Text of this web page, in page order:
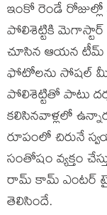
ఇంకో రెండే రోజుల్లో
పోలిశెట్టికి మెగాస్టార్
చూసిన ఆయన టీమ్
ఫోటోలను సోషల్
పోలిశెట్టితో పాటు
కలిసినవాళ్లలో
రూపంలో చిరునే
సంతోషం వ్యక్తం
రామ్ కామ్ ఎంటర్
తెలిసిందే.